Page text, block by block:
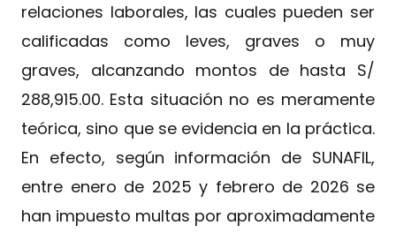
relaciones laborales, las cuales pueden ser
calificadas como leves, graves o muy
graves, alcanzando montos de hasta S/
288,915.00. Esta situación no es meramente
teórica, sino que se evidencia en la práctica.
En efecto, según información de SUNAFIL,
entre enero de 2025 y febrero de 2026 se
han impuesto multas por aproximadamente